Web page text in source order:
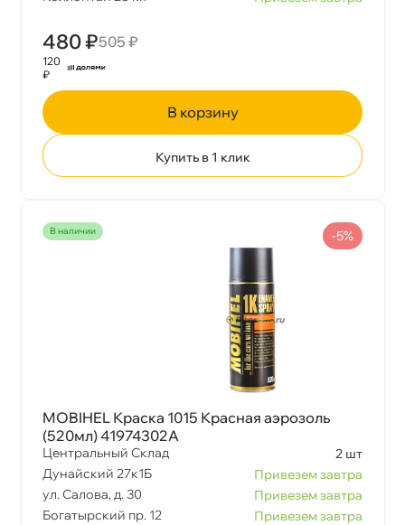
480 ₽505 ₽
120
₽
корзину
Купить в 1 клик
наличии
MOBIHEL Краска 1015 Красная аэрозоль
(520мл) 41974302A
Центральный Склад
2 шт
Дунайский 27к1Б
Привезем завтра
ул. Салова, д. 30
Привезем завтра
Богатырский пр. 12
Привезем завтра
-5%